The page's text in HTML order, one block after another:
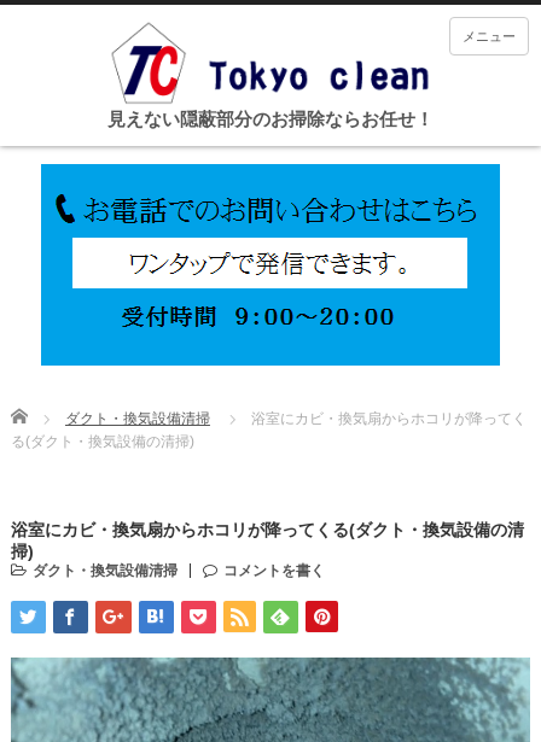
見えない隠蔽部分のお掃除ならお任せ！
メニュー
Home ダクト・換気設備清掃
浴室にカビ・換気扇からホコリが降ってく
る(ダクト・換気設備の清掃)
浴室にカビ・換気扇からホコリが降ってくる(ダクト・換気設備の清
掃)
ダクト・換気設備清掃 コメントを書く